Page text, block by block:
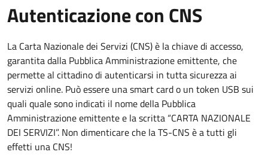
Autenticazione con CNS
La Carta Nazionale dei Servizi (CNS) è la chiave di accesso,
garantita dalla Pubblica Amministrazione emittente, che
permette al cittadino di autenticarsi in tutta sicurezza ai
servizi online. Può essere una smart card o un token USB sui
quali quale sono indicati il nome della Pubblica
Amministrazione emittente e la scritta “CARTA NAZIONALE
DEI SERVIZI”. Non dimenticare che la TS-CNS è a tutti gli
effetti una CNS!